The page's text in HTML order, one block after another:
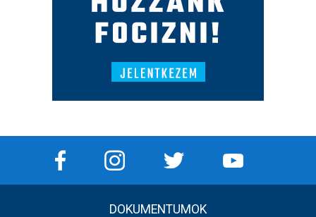
DOKUMENTUMOK